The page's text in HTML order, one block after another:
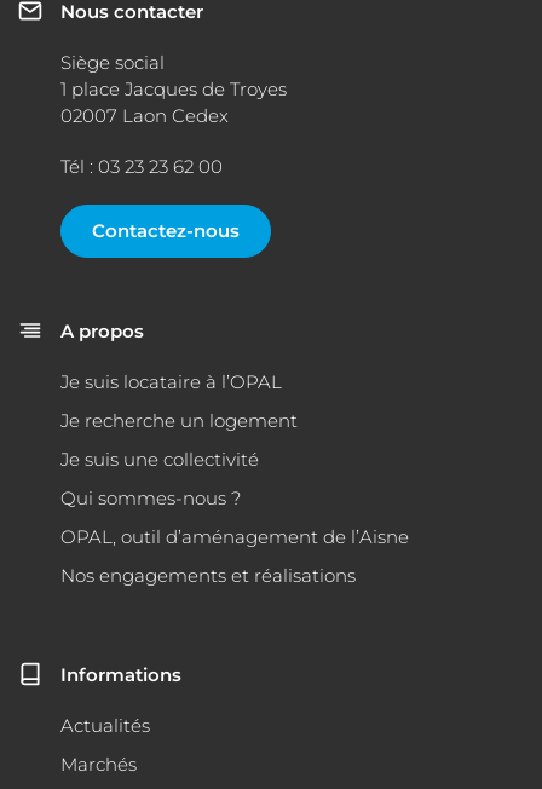
Nous contacter
Siège social
1 place Jacques de Troyes
02007 Laon Cedex
Tél : 03 23 23 62 00
Contactez-nous
A propos
Je suis locataire à l’OPAL
Je recherche un logement
Je suis une collectivité
Qui sommes-nous ?
OPAL, outil d’aménagement de l’Aisne
Nos engagements et réalisations
Informations
Actualités
Marchés